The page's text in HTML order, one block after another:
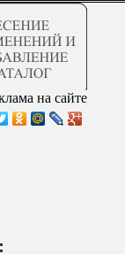
на сайте